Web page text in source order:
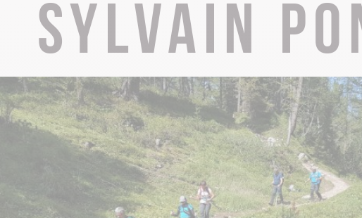
Abteikirche Saint-Michel
Grotten von Cerdon
Das ganze Erbe
Sylvain